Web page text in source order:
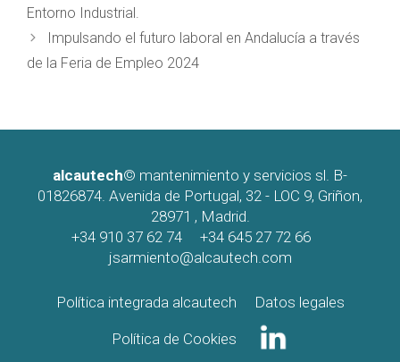
Entorno Industrial.
Impulsando el futuro laboral en Andalucía a través
de la Feria de Empleo 2024
alcautech© mantenimiento y servicios sl. B-
01826874. Avenida de Portugal, 32 - LOC 9, Griñon,
28971 , Madrid.
+34 910 37 62 74
+34 645 27 72 66
jsarmiento@alcautech.com
Política integrada alcautech Datos legales
Política de Cookies